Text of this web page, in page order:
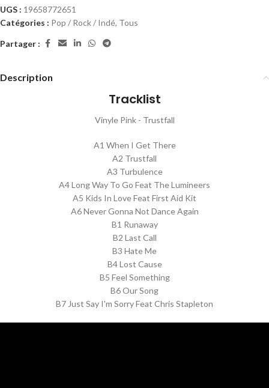
UGS : 19658772651
Catégories : Pop / Rock / Indé, Tous
Partager :
Description
Tracklist
Vinyle Pink - Trustfall
A1 When I Get There
A2 Trustfall
A3 Turbulence
A4 Long Way To Go Feat The Lumineers
A5 Kids In Love Feat First Aid Kit
A6 Never Gonna Not Dance Again
B1 Runaway
B2 Last Call
B3 Hate Me
B4 Lost Cause
B5 Feel Something
B6 Our Song
B7 Just Say I'm Sorry Feat Chris Stapleton